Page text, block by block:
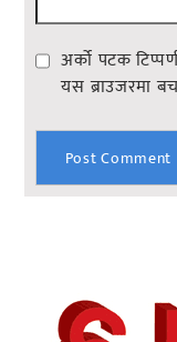
अर्को पटक
यस ब्राउजरमा